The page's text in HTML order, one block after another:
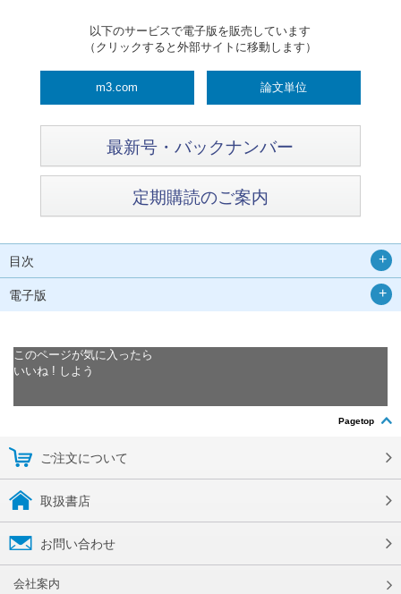
以下のサービスで電子版を販売しています
（クリックすると外部サイトに移動します）
m3.com 論文単位
最新号・バックナンバー
定期購読のご案内
目次
電子版
このページが気に入ったら
いいね ! しよう
Pagetop
ご注文について
取扱書店
お問い合わせ
会社案内